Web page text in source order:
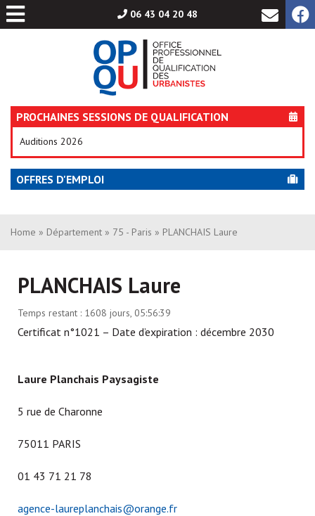
06 43 04 20 48
PROCHAINES SESSIONS DE QUALIFICATION
Auditions 2026
OFFRES D'EMPLOI
Aller
au
Home » Département » 75 - Paris » PLANCHAIS Laure
PLANCHAIS Laure
Temps restant : 1608 jours, 05:56:39
Certificat n°1021 – Date d’expiration : décembre 2030
Laure Planchais Paysagiste
5 rue de Charonne
75011 PARIS
01 43 71 21 78
agence-laureplanchais@orange.fr